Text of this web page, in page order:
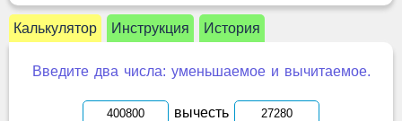
Калькулятор Инструкция История
Введите два числа: уменьшаемое и вычитаемое.
вычесть